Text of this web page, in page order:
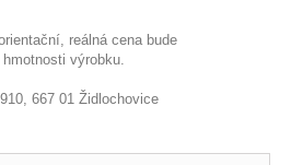
reálná cena bude
výrobku.
667 01 Židlochovice